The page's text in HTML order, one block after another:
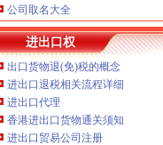
登记证注销_一品威客
经_搜狐网
登记】-长春赶集网
道_红网
执照正副本变更】价格
公司取名大全
进出口权
出口货物退(免)税的概念
进出口退税相关流程详细
进出口代理
香港进出口货物通关须知
进出口贸易公司注册